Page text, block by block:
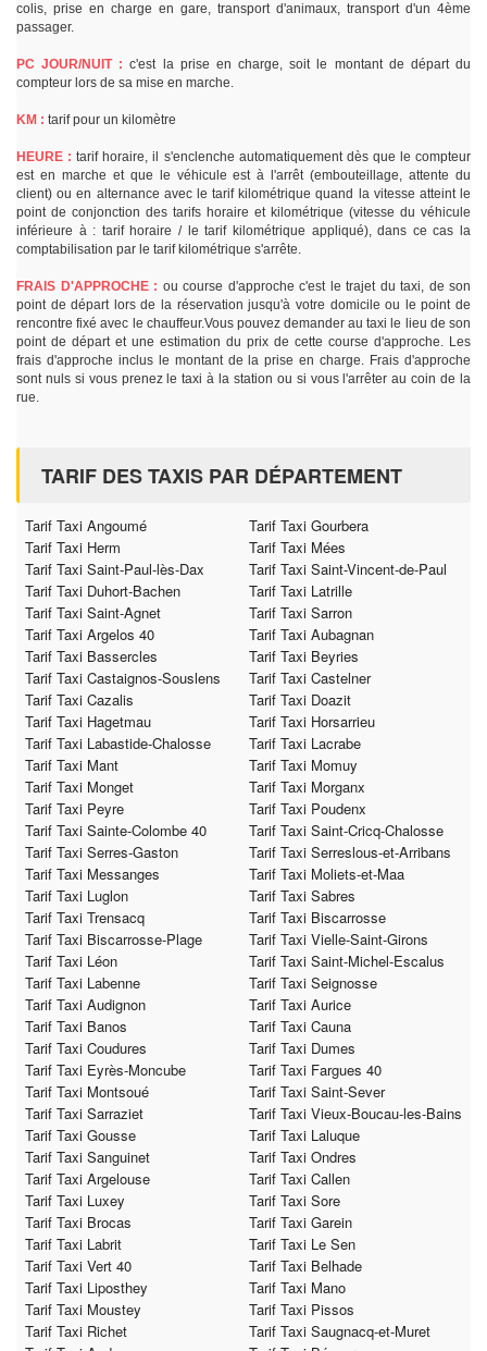
colis, prise en charge en gare, transport d'animaux, transport d'un 4ème
passager.
PC JOUR/NUIT : c'est la prise en charge, soit le montant de départ du
compteur lors de sa mise en marche.
KM : tarif pour un kilomètre
HEURE : tarif horaire, il s'enclenche automatiquement dès que le compteur
est en marche et que le véhicule est à l'arrêt (embouteillage, attente du
client) ou en alternance avec le tarif kilométrique quand la vitesse atteint le
point de conjonction des tarifs horaire et kilométrique (vitesse du véhicule
inférieure à : tarif horaire / le tarif kilométrique appliqué), dans ce cas la
comptabilisation par le tarif kilométrique s'arrête.
FRAIS D'APPROCHE : ou course d'approche c'est le trajet du taxi, de son
point de départ lors de la réservation jusqu'à votre domicile ou le point de
rencontre fixé avec le chauffeur.Vous pouvez demander au taxi le lieu de son
point de départ et une estimation du prix de cette course d'approche. Les
frais d'approche inclus le montant de la prise en charge. Frais d'approche
sont nuls si vous prenez le taxi à la station ou si vous l'arrêter au coin de la
rue.
TARIF DES TAXIS PAR DÉPARTEMENT
Tarif Taxi Angoumé
Tarif Taxi Gourbera
Tarif Taxi Herm
Tarif Taxi Mées
Tarif Taxi Saint-Paul-lès-Dax
Tarif Taxi Saint-Vincent-de-Paul
Tarif Taxi Duhort-Bachen
Tarif Taxi Latrille
Tarif Taxi Saint-Agnet
Tarif Taxi Sarron
Tarif Taxi Argelos 40
Tarif Taxi Aubagnan
Tarif Taxi Bassercles
Tarif Taxi Beyries
Tarif Taxi Castaignos-Souslens
Tarif Taxi Castelner
Tarif Taxi Cazalis
Tarif Taxi Doazit
Tarif Taxi Hagetmau
Tarif Taxi Horsarrieu
Tarif Taxi Labastide-Chalosse
Tarif Taxi Lacrabe
Tarif Taxi Mant
Tarif Taxi Momuy
Tarif Taxi Monget
Tarif Taxi Morganx
Tarif Taxi Peyre
Tarif Taxi Poudenx
Tarif Taxi Sainte-Colombe 40
Tarif Taxi Saint-Cricq-Chalosse
Tarif Taxi Serres-Gaston
Tarif Taxi Serreslous-et-Arribans
Tarif Taxi Messanges
Tarif Taxi Moliets-et-Maa
Tarif Taxi Luglon
Tarif Taxi Sabres
Tarif Taxi Trensacq
Tarif Taxi Biscarrosse
Tarif Taxi Biscarrosse-Plage
Tarif Taxi Vielle-Saint-Girons
Tarif Taxi Léon
Tarif Taxi Saint-Michel-Escalus
Tarif Taxi Labenne
Tarif Taxi Seignosse
Tarif Taxi Audignon
Tarif Taxi Aurice
Tarif Taxi Banos
Tarif Taxi Cauna
Tarif Taxi Coudures
Tarif Taxi Dumes
Tarif Taxi Eyrès-Moncube
Tarif Taxi Fargues 40
Tarif Taxi Montsoué
Tarif Taxi Saint-Sever
Tarif Taxi Sarraziet
Tarif Taxi Vieux-Boucau-les-Bains
Tarif Taxi Gousse
Tarif Taxi Laluque
Tarif Taxi Sanguinet
Tarif Taxi Ondres
Tarif Taxi Argelouse
Tarif Taxi Callen
Tarif Taxi Luxey
Tarif Taxi Sore
Tarif Taxi Brocas
Tarif Taxi Garein
Tarif Taxi Labrit
Tarif Taxi Le Sen
Tarif Taxi Vert 40
Tarif Taxi Belhade
Tarif Taxi Liposthey
Tarif Taxi Mano
Tarif Taxi Moustey
Tarif Taxi Pissos
Tarif Taxi Richet
Tarif Taxi Saugnacq-et-Muret